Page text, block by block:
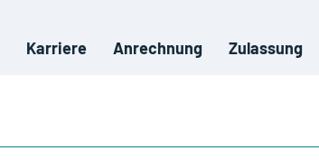
Karriere Anrechnung Zulassung